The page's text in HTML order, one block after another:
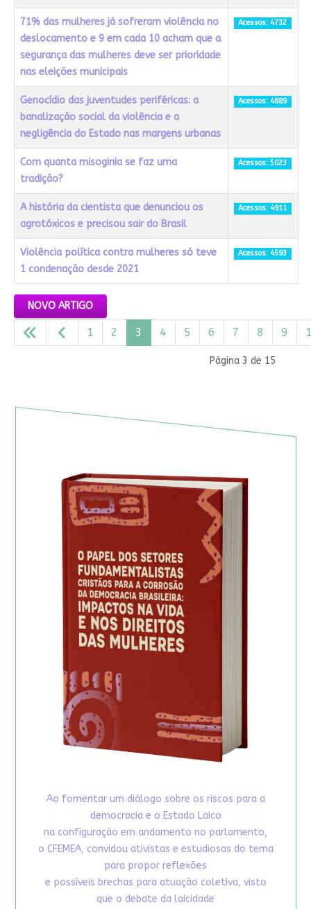
71% das mulheres já sofreram violência no
deslocamento e 9 em cada 10 acham que a
segurança das mulheres deve ser prioridade
nas eleições municipais
Acessos: 4732
Genocídio das juventudes periféricas: a
banalização social da violência e a
negligência do Estado nas margens urbanas
Acessos: 4889
Com quanta misoginia se faz uma
tradição?
Acessos: 5023
A história da cientista que denunciou os
agrotóxicos e precisou sair do Brasil
Acessos: 4911
Violência política contra mulheres só teve
1 condenação desde 2021
Acessos: 4593
NOVO ARTIGO
Página 3 de 15
1 2 3 4 5 6 7 8 9
Ao fomentar um diálogo sobre os riscos para a
democracia e o Estado Laico
na configuração em andamento no parlamento,
o CFEMEA, convidou ativistas e estudiosas do tema
para propor reflexões
e possíveis brechas para atuação coletiva, visto
que o debate da laicidade